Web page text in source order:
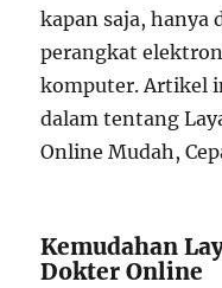
kapan saja, hanya
perangkat
komputer. Artikel
dalam tentang
Online Mudah,
Kemudahan
Dokter Online